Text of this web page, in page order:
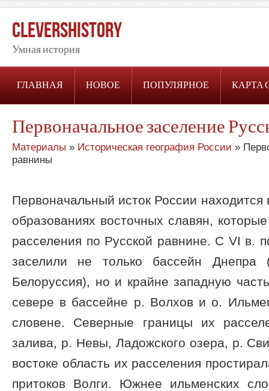
CleversHistory
Умная история
ГЛАВНАЯ НОВОЕ ПОПУЛЯРНОЕ КАРТА
Первоначальное заселение
Материалы » Историческая география России »
равнины
Первоначальный исток России находится
образованиях восточных славян,
расселения по Русской равнине. С VI в.
заселили не только бассейн Днепра
Белоруссия), но и крайне западную
севере в бассейне р. Волхов и о.
словене. Северные границы их
залива, р. Невы, Ладожского озера, р.
востоке область их расселения
притоков Волги. Южнее ильменских